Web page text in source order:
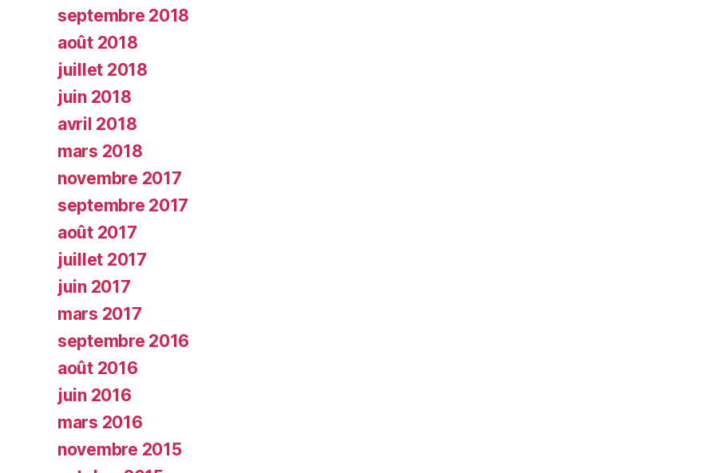
septembre 2018
août 2018
juillet 2018
juin 2018
avril 2018
mars 2018
novembre 2017
septembre 2017
août 2017
juillet 2017
juin 2017
mars 2017
septembre 2016
août 2016
juin 2016
mars 2016
novembre 2015